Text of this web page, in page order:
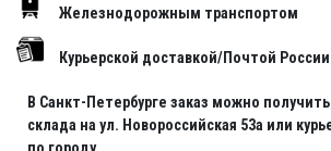
Железнодорожным транспортом
Курьерской доставкой/Почтой России
В Санкт-Петербурге заказ можно
склада на ул. Новороссийская 53а или
по городу.